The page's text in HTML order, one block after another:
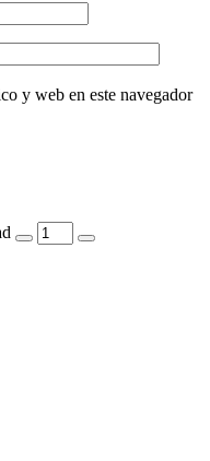
y web en este navegador